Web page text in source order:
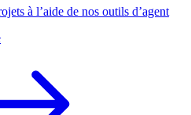
à l’aide de nos outils d’agent